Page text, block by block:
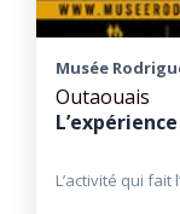
Musée
Outaouais
L’activité qui